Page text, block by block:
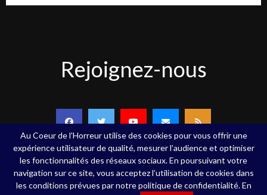
nous
Rejoignez-nous
Copyright ©Au Coeur de l'Horreur - 2020 - Tous droits réservés
Au Coeur de l'Horreur utilise des cookies pour vous offrir une
expérience utilisateur de qualité, mesurer l’audience et optimiser
les fonctionnalités des réseaux sociaux. En poursuivant votre
navigation sur ce site, vous acceptez l’utilisation de cookies dans
les conditions prévues par notre politique de confidentialité. En